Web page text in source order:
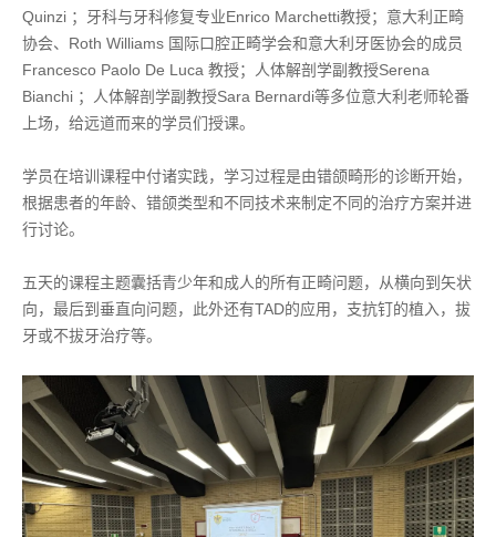
Quinzi ；牙科与牙科修复专业Enrico Marchetti教授；意大利正畸
协会、Roth Williams 国际口腔正畸学会和意大利牙医协会的成员
Francesco Paolo De Luca 教授；人体解剖学副教授Serena
Bianchi ；人体解剖学副教授Sara Bernardi等多位意大利老师轮番
上场，给远道而来的学员们授课。
学员在培训课程中付诸实践，学习过程是由错颌畸形的诊断开始，
根据患者的年龄、错颌类型和不同技术来制定不同的治疗方案并进
行讨论。
五天的课程主题囊括青少年和成人的所有正畸问题，从横向到矢状
向，最后到垂直向问题，此外还有TAD的应用，支抗钉的植入，拔
牙或不拔牙治疗等。